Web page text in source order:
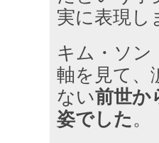
実に表現し
キム・ソン
軸を見て、
ない前世か
姿でした 。